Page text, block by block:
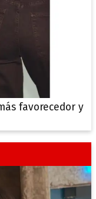
favorecedor y